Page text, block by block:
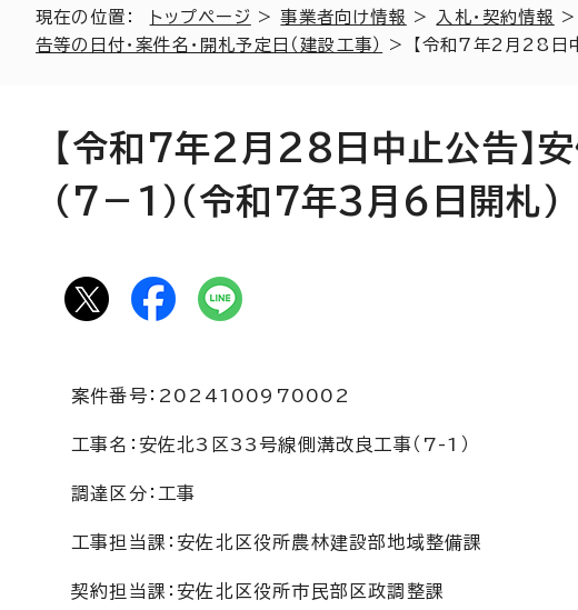
現在の位置： トップページ >事業者向け情報 > 入札・契約情報 >
告等の日付・案件名・開札予定日（建設工事）
> 【令和7年2月28日
【令和7年2月28日中止公告】
（7－1）（令和7年3月6日開札）
案件番号：2024100970002
工事名：安佐北3区33号線側溝改良工事（7-1）
調達区分：工事
工事担当課：安佐北区役所農林建設部地域整備課
契約担当課：安佐北区役所市民部区政調整課